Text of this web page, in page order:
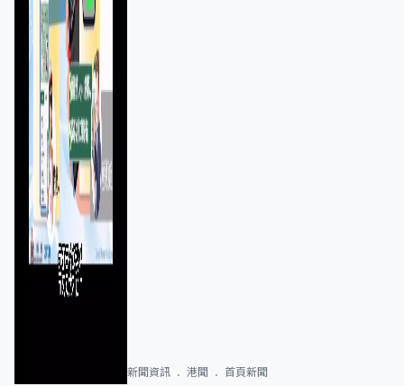
新聞資訊 港聞 首頁新聞